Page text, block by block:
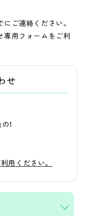
ご連絡ください。
専用フォームをご利
せ
1
用ください。